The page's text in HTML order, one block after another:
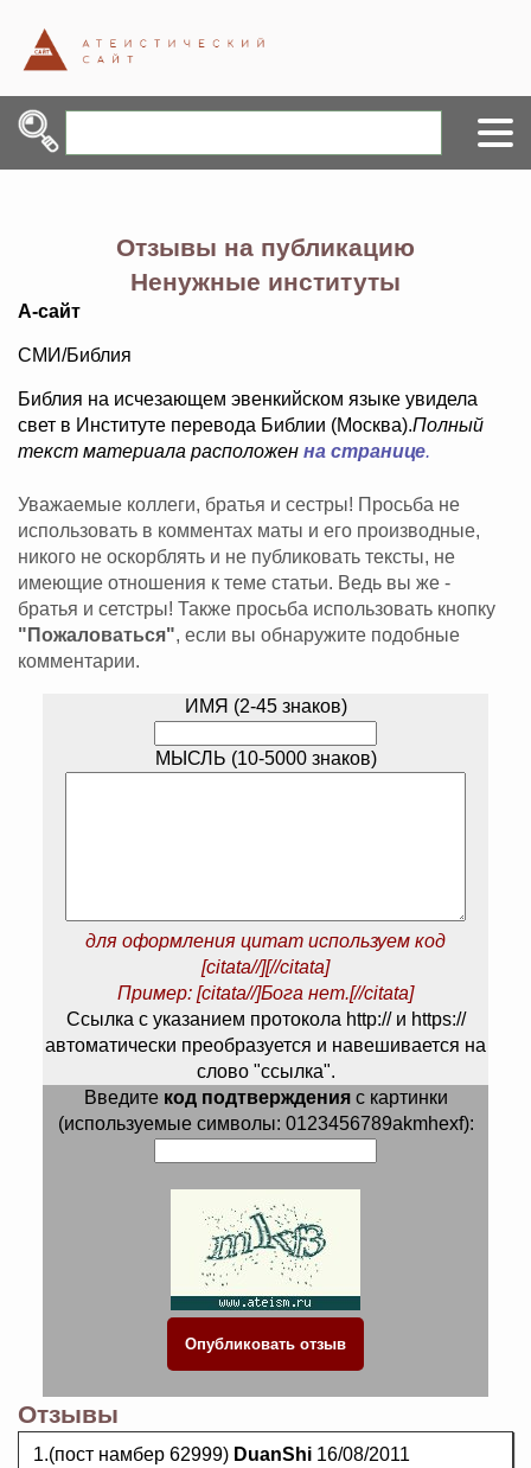
Отзывы на публикацию
Ненужные институты
А-сайт
СМИ/Библия
Библия на исчезающем эвенкийском языке увидела
свет в Институте перевода Библии (Москва).Полный
текст материала расположен на странице.
Уважаемые коллеги, братья и сестры! Просьба не
использовать в комментах маты и его производные,
никого не оскорблять и не публиковать тексты, не
имеющие отношения к теме статьи. Ведь вы же -
братья и сетстры! Также просьба использовать кнопку
"Пожаловаться", если вы обнаружите подобные
комментарии.
ИМЯ (2-45 знаков)
МЫСЛЬ (10-5000 знаков)
для оформления цитат используем код
[citata//][//citata]
Пример: [citata//]Бога нет.[//citata]
Ссылка с указанием протокола http:// и https://
автоматически преобразуется и навешивается на
слово "ссылка".
Введите код подтвержденияс картинки
(используемые символы: 0123456789akmhexf):
Отзывы
1.(пост намбер 62999) DuanShi 16/08/2011